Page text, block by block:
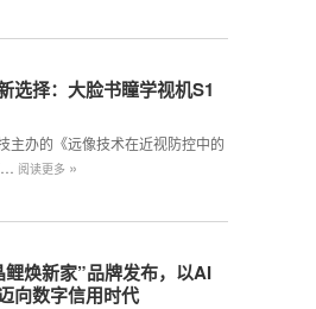
选择：大脸书瞳学视机S1
主办的《远像技术在近视防控中的
阅读更多 »
焕新家”品牌发布，以AI
向数字信用时代